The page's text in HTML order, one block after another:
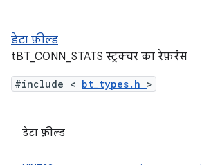
डेटा फ़ील्ड
tBT_CONN_STATS स्ट्रक्चर का रेफ़रंस
#include < bt_types.h >
डेटा फ़ील्ड